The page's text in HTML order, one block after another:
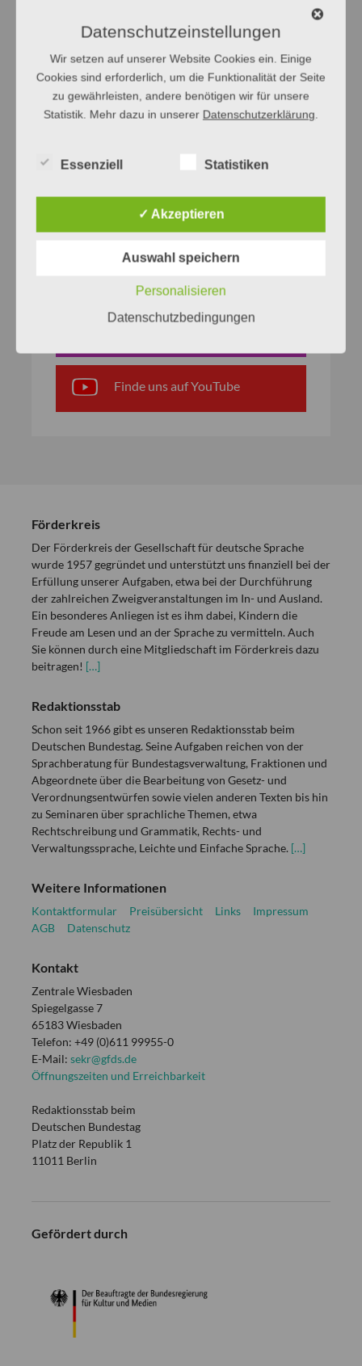
Finde uns auf Facebook
Finde uns auf YouTube
Förderkreis
Der Förderkreis der Gesellschaft für deutsche Sprache
wurde 1957 gegründet und unterstützt uns finanziell bei der
Erfüllung unserer Aufgaben, etwa bei der Durchführung
der zahlreichen Zweigveranstaltungen im In- und Ausland.
Ein besonderes Anliegen ist es ihm dabei, Kindern die
Freude am Lesen und an der Sprache zu vermitteln. Auch
Sie können durch eine Mitgliedschaft im Förderkreis dazu
beitragen! […]
Redaktionsstab
Schon seit 1966 gibt es unseren Redaktionsstab beim
Deutschen Bundestag. Seine Aufgaben reichen von der
Sprachberatung für Bundestagsverwaltung, Fraktionen und
Abgeordnete über die Bearbeitung von Gesetz- und
Verordnungsentwürfen sowie vielen anderen Texten bis hin
zu Seminaren über sprachliche Themen, etwa
Rechtschreibung und Grammatik, Rechts- und
Verwaltungssprache, Leichte und Einfache Sprache. […]
Weitere Informationen
Kontaktformular Preisübersicht Links
Impressum
AGB
Datenschutz
Kontakt
Zentrale Wiesbaden
Spiegelgasse 7
65183 Wiesbaden
Telefon: +49 (0)611 99955-0
E-Mail: sekr@gfds.de
Öffnungszeiten und Erreichbarkeit
Redaktionsstab beim
Deutschen Bundestag
Platz der Republik 1
11011 Berlin
Gefördert durch
Datenschutzeinstellungen
Wir setzen auf unserer Website Cookies ein. Einige
Cookies sind erforderlich, um die Funktionalität der Seite
zu gewährleisten, andere benötigen wir für unsere
Statistik. Mehr dazu in unserer Datenschutzerklärung.
Essenziell Statistiken
✓ Akzeptieren
Auswahl speichern
Personalisieren
Datenschutzbedingungen